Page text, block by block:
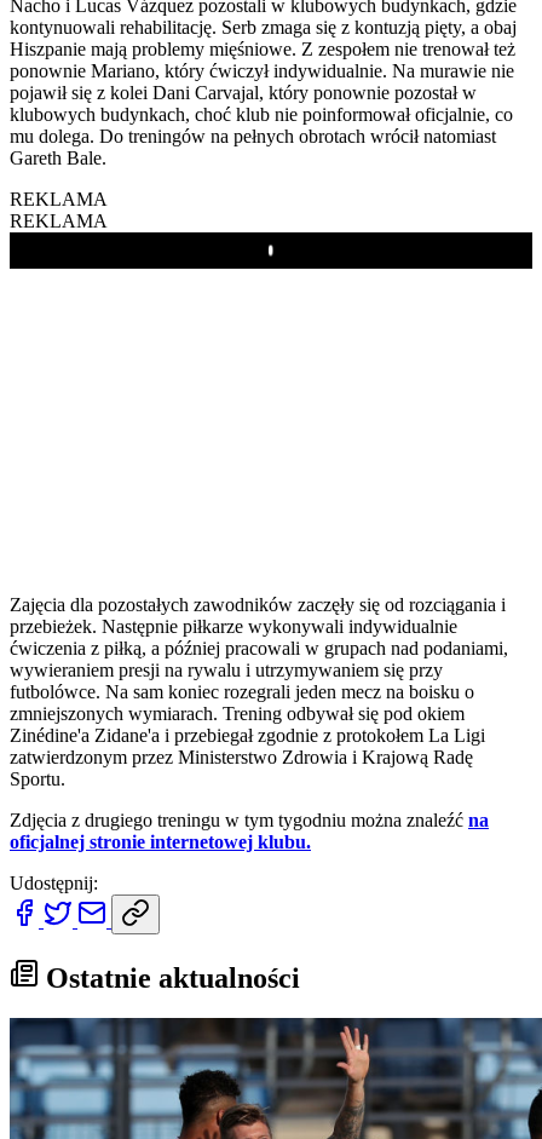
Nacho i Lucas Vázquez pozostali w klubowych budynkach, gdzie
kontynuowali rehabilitację. Serb zmaga się z kontuzją pięty, a obaj
Hiszpanie mają problemy mięśniowe. Z zespołem nie trenował też
ponownie Mariano, który ćwiczył indywidualnie. Na murawie nie
pojawił się z kolei Dani Carvajal, który ponownie pozostał w
klubowych budynkach, choć klub nie poinformował oficjalnie, co
mu dolega. Do treningów na pełnych obrotach wrócił natomiast
Gareth Bale.
REKLAMA
REKLAMA
Play
Zajęcia dla pozostałych zawodników zaczęły się od rozciągania i
przebieżek. Następnie piłkarze wykonywali indywidualnie
ćwiczenia z piłką, a później pracowali w grupach nad podaniami,
wywieraniem presji na rywalu i utrzymywaniem się przy
futbolówce. Na sam koniec rozegrali jeden mecz na boisku o
zmniejszonych wymiarach. Trening odbywał się pod okiem
Zinédine'a Zidane'a i przebiegał zgodnie z protokołem La Ligi
zatwierdzonym przez Ministerstwo Zdrowia i Krajową Radę
Sportu.
Zdjęcia z drugiego treningu w tym tygodniu można znaleźć na
oficjalnej stronie internetowej klubu.
Udostępnij:
Ostatnie aktualności